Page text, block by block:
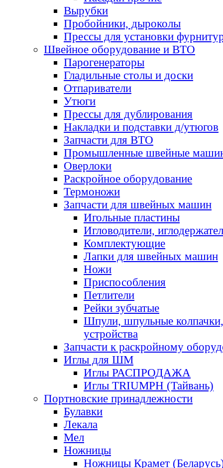
Вырубки
Пробойники, дыроколы
Прессы для установки
Швейное оборудование и ВТО
Парогенераторы
Гладильные столы и доски
Отпариватели
Утюги
Прессы для дублирования
Накладки и подставки д/утюгов
Запчасти для ВТО
Промышленные швейные
Оверлоки
Раскройное оборудование
Термоножи
Запчасти для швейных машин
Игольные пластины
Игловодители,
Комплектующие
Лапки для швейных машин
Ножи
Приспособления
Петлители
Рейки зубчатые
Шпули, шпульные
устройства
Запчасти к раскройному
Иглы для ШМ
Иглы РАСПРОДАЖА
Иглы TRIUMPH (Тайвань)
Портновские принадлежности
Булавки
Лекала
Мел
Ножницы
Ножницы Крамет